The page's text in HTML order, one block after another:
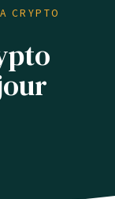
CRYPTO